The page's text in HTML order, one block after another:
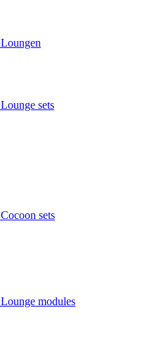
Loungen
Lounge sets
Cocoon sets
Lounge modules